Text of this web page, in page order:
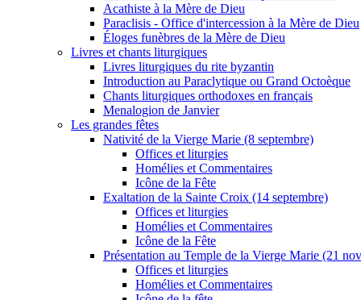
Acathiste à la Mère de Dieu
Paraclisis - Office d'intercession à la Mère de Dieu
Éloges funèbres de la Mère de Dieu
Livres et chants liturgiques
Livres liturgiques du rite byzantin
Introduction au Paraclytique ou Grand Octoèque
Chants liturgiques orthodoxes en français
Menalogion de Janvier
Les grandes fêtes
Nativité de la Vierge Marie (8 septembre)
Offices et liturgies
Homélies et Commentaires
Icône de la Fête
Exaltation de la Sainte Croix (14 septembre)
Offices et liturgies
Homélies et Commentaires
Icône de la Fête
Présentation au Temple de la Vierge Marie (21
Offices et liturgies
Homélies et Commentaires